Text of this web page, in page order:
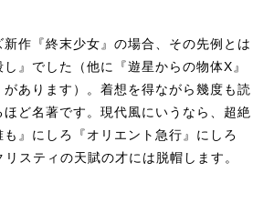
作『終末少女』の場合、その先例とは
』でした（他に『遊星からの物体X』
があります）。着想を得ながら幾度も読
ど名著です。現代風にいうなら、超絶
』にしろ『オリエント急行』にしろ
リスティの天賦の才には脱帽します。